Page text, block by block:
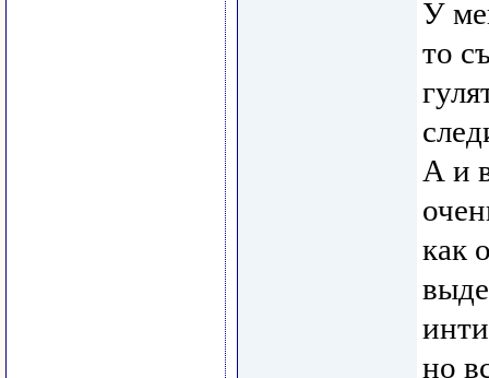
У
то
А и
как
но